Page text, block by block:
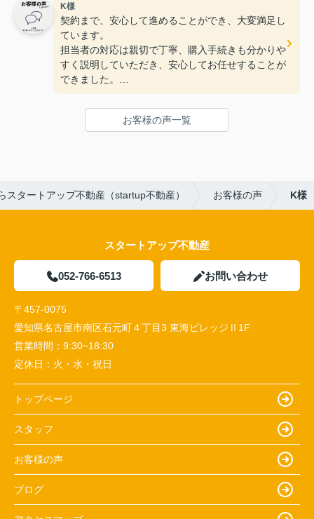
K様
契約まで、安心して進めることができ、大変満足し
ています。
担当者の対応は親切で丁寧、購入手続きも分かりや
すく説明していただき、安心してお任せすることが
できました。
杉浦様のご対応も非常に満足しています。ありがと
うございました。
お客様の声一覧
タートアップ不動産（startup不動産） お客様の声 K様
スタートアップ不動産
052-766-6513 お問い合わせ
〒457-0075
愛知県名古屋市南区石元町４丁目3 東海ビレッジⅡ1F
営業時間： 9:30~18:30
定休日： 火・水・祝日
トップページ
スタッフ
お客様の声
ブログ